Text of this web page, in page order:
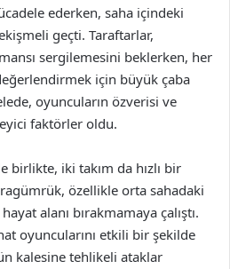
ederken, saha içindeki
geçti. Taraftarlar,
sergilemesini beklerken, her
için büyük çaba
oyuncuların özverisi ve
faktörler oldu.
birlikte, iki takım da hızlı bir
özellikle orta sahadaki
alanı bırakmamaya çalıştı.
oyuncularını etkili bir şekilde
kalesine tehlikeli ataklar